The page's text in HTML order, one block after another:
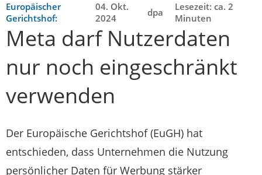
Europäischer
Gerichtshof:
04. Okt.
2024
dpa
Lesezeit: ca. 2
Minuten
Meta darf Nutzerdaten
nur noch eingeschränkt
verwenden
Der Europäische Gerichtshof (EuGH) hat
entschieden, dass Unternehmen die Nutzung
persönlicher Daten für Werbung stärker